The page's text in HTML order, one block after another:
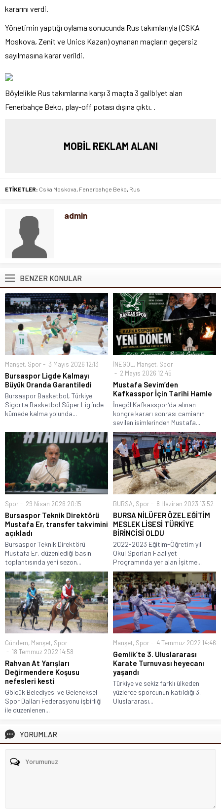
kararını verdi.
Yönetimin yaptığı oylama sonucunda Rus takımlarıyla (CSKA
Moskova, Zenit ve Unics Kazan) oynanan maçların geçersiz
sayılmasına karar verildi.
Böylelikle Rus takımlarına karşı 3 maçta 3 galibiyet alan
Fenerbahçe Beko, play-off potası dışına çıktı. .
MOBİL REKLAM ALANI
ETİKETLER: Cska Moskova Fenerbahçe Beko Rus
admin
BENZER KONULAR
Manşet, Spor 3 Mayıs 2026 12:13
Bursaspor Ligde Kalmayı
Büyük Oranda Garantiledi
Bursaspor Basketbol, Türkiye
Sigorta Basketbol Süper Ligi’nde
kümede kalma yolunda...
İNEGÖL , Manşet, Spor
2 Mayıs 2026 12:45
Mustafa Sevim’den
Kafkasspor İçin Tarihi Hamle
İnegöl Kafkasspor’da alınan
kongre kararı sonrası camianın
sevilen isimlerinden Mustafa...
Spor 29 Nisan 2026 20:15
Bursaspor Teknik Direktörü
Mustafa Er, transfer takvimini
açıkladı
Bursaspor Teknik Direktörü
Mustafa Er, düzenlediği basın
toplantısında yeni sezon...
BURSA, Spor 8 Haziran 2023 13:52
BURSA NİLÜFER ÖZEL EĞİTİM
MESLEK LİSESİ TÜRKİYE
BİRİNCİSİ OLDU
2022-2023 Eğitim-Öğretim yılı
Okul Sporları Faaliyet
Programında yer alan İşitme...
Gündem, Manşet, Spor
18 Temmuz 2022 14:58
Rahvan At Yarışları
Değirmendere Koşusu
nefesleri kesti
Gölcük Belediyesi ve Geleneksel
Spor Dalları Federasyonu işbirliği
ile düzenlenen...
Manşet, Spor 4 Temmuz 2022 14:46
Gemlik’te 3. Uluslararası
Karate Turnuvası heyecanı
yaşandı
Türkiye ve sekiz farklı ülkeden
yüzlerce sporcunun katıldığı 3.
Uluslararası...
YORUMLAR